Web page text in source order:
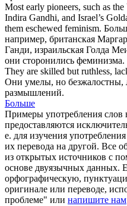
Most early pioneers, such as
Indira Gandhi, and Israel’s
them eschewed feminism.
например, британская
Ганди, израильская Голда
они сторонились феминизма.
They are skilled but ruthless,
Они умелы, но безжалостны,
размышлений.
Больше
Примеры употребления слов
предоставляются
е. для изучения
их перевода на другой. Все
из открытых источников с
основе двуязычных данных.
орфографическую,
оригинале или переводе,
проблеме" или напишите нам